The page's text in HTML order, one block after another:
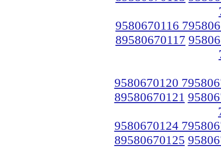
9580670116
89580670117
9580670120
89580670121
9580670124
89580670125